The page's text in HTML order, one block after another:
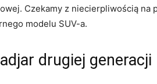
Czekamy z niecierpliwością
modelu⁣ SUV-a.
drugiej⁤ generacji